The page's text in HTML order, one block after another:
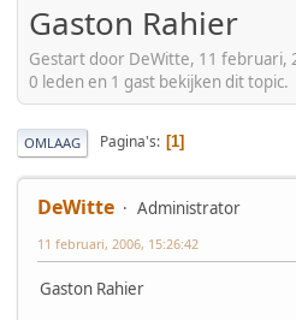
Gaston Rahier
Gestart door DeWitte, 11 februari,
0 leden en 1 gast bekijken dit topic.
OMLAAG Pagina's 1
DeWitte Administrator
11 februari, 2006, 15:26:42
Gaston Rahier